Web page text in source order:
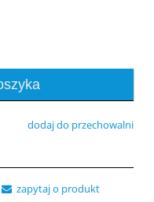
dodaj do przechowalni
zapytaj o produkt